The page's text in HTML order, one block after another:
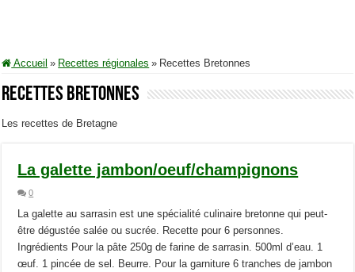
Accueil » Recettes régionales » Recettes Bretonnes
Recettes Bretonnes
Les recettes de Bretagne
La galette jambon/oeuf/champignons
0
La galette au sarrasin est une spécialité culinaire bretonne qui peut-
être dégustée salée ou sucrée. Recette pour 6 personnes.
Ingrédients Pour la pâte 250g de farine de sarrasin. 500ml d’eau. 1
œuf. 1 pincée de sel. Beurre. Pour la garniture 6 tranches de jambon